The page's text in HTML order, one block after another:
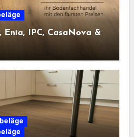
Enia, IPC, CasaNova &